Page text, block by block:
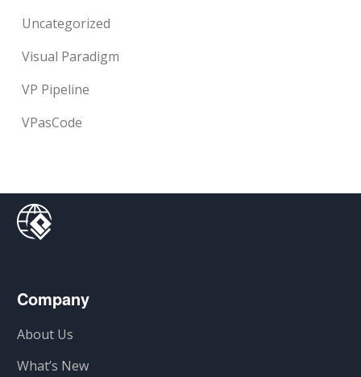
Uncategorized
Visual Paradigm
VP Pipeline
VPasCode
Company
About Us
What’s New